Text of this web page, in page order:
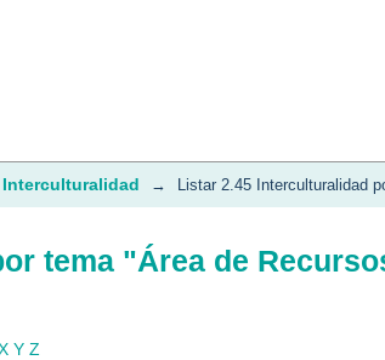
tema "Área de
Interculturalidad → Listar 2.45 Interculturalidad
tema "Área de
Y Z